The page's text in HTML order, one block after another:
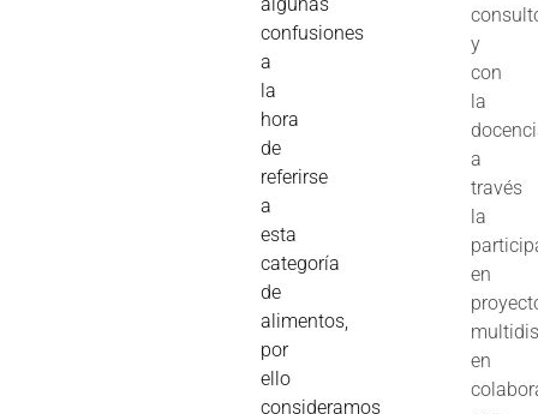
confusiones
a
la
hora
de
referirse
a
esta
categoría
de
alimentos,
por
ello
consideramos
y
con
la
a
través
la
en
en